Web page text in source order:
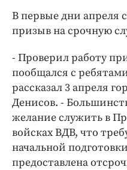
Издания
Медиаперсона
Клиника года
Бренд года
Работодатель
В первые дни апреля
призыв на срочную
- Проверил работу
пообщался с
рассказал 3 апреля
Денисов. -
желание служить в
войсках ВДВ, что
начальной
предоставлена